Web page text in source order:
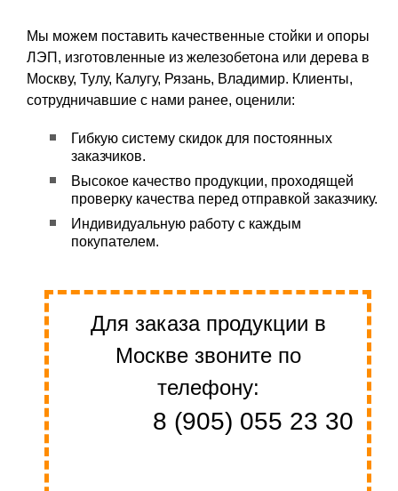
Мы можем поставить качественные стойки и опоры
ЛЭП, изготовленные из железобетона или дерева в
Москву, Тулу, Калугу, Рязань, Владимир. Клиенты,
сотрудничавшие с нами ранее, оценили:
Гибкую систему скидок для постоянных
заказчиков.
Высокое качество продукции, проходящей
проверку качества перед отправкой заказчику.
Индивидуальную работу с каждым
покупателем.
Для заказа продукции в
Москве звоните по
телефону:
8 (905) 055 23 30